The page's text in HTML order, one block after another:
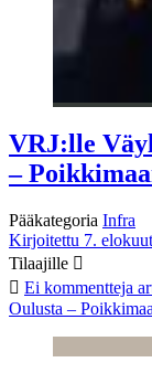
VRJ:lle
–
Pääkategoria Infra
Kirjoitettu 7.
Tilaajille
Ei kommentteja
Oulusta –